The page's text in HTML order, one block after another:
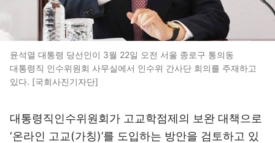
윤석열 대통령 당선인이 3월 22일 오전 서울 종로구 통의동
대통령직 인수위원회 사무실에서 인수위 간사단 회의를 주재하고
있다. [국회사진기자단]
대통령직인수위원회가 고교학점제의 보완 대책으로
‘온라인 고교(가칭)’를 도입하는 방안을 검토하고 있